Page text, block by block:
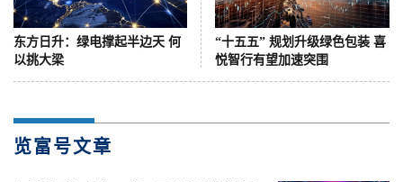
东方日升：绿电撑起半边天 何
以挑大梁
“十五五” 规划升级绿色包装 喜
悦智行有望加速突围
览富号文章